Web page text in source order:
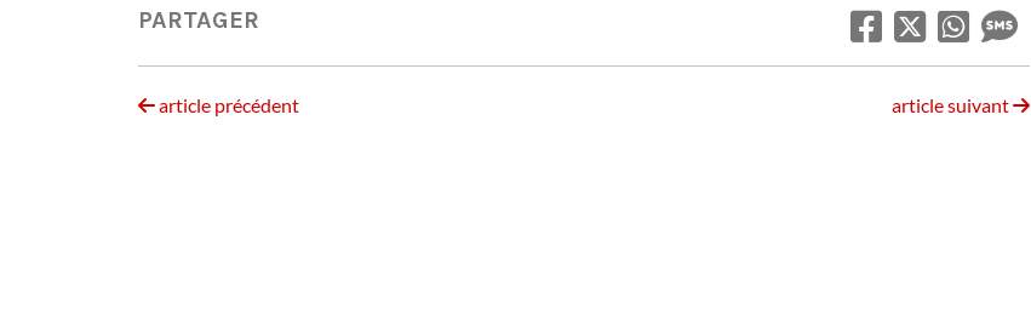
PARTAGER
article précédent article suivant